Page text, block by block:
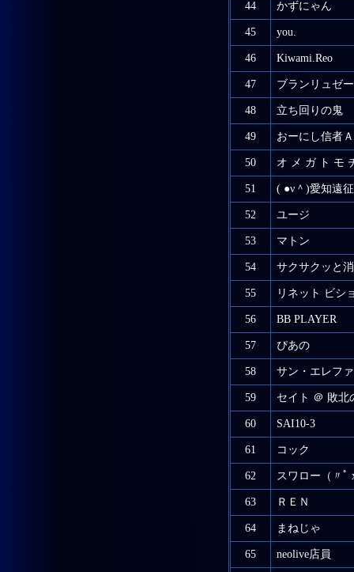
44 かずにゃん
45 you.
46 Kiwami.Reo
47 ブランリュゼ
48 立ち回りの鬼
49 おーにし信者Ａ
50 オ メ ガ ト モ
51 ( ●ν＾)愛知遠
52 ユージ
53 マトン
54 サクサクッと
55 リネット ビシ
56 BB PLAYER
57 ぴあの
58 サン・エレフ
59 セイト ＠ 敗北
60 SAI10-3
61 コック
62 スワロー（〃ﾟ
63 ＲＥＮ
64 まねじゃ
65 neolive店員